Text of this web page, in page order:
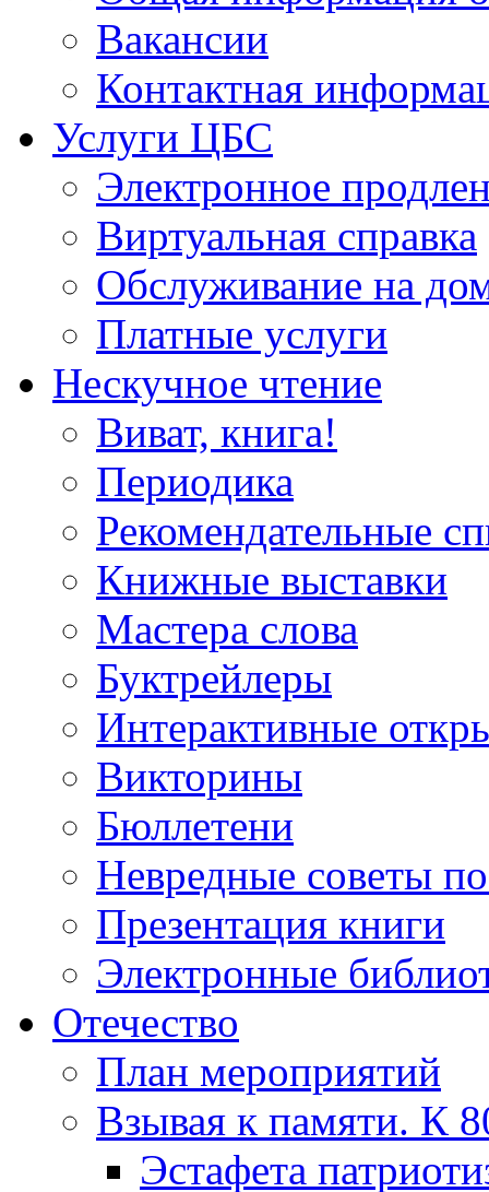
Вакансии
Контактная
Услуги ЦБС
Электронное
Виртуальная справка
Обслуживание на
Платные услуги
Нескучное чтение
Виват, книга!
Периодика
Рекомендательные
Книжные выставки
Мастера слова
Буктрейлеры
Интерактивные
Викторины
Бюллетени
Невредные советы
Презентация книги
Электронные
Отечество
План мероприятий
Взывая к памяти. К
Эcтафета